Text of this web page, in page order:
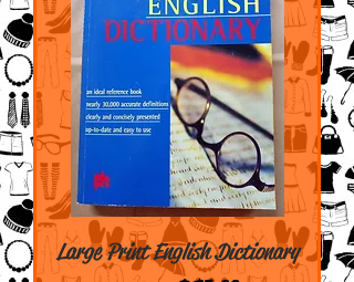
Large Print English Dictionary